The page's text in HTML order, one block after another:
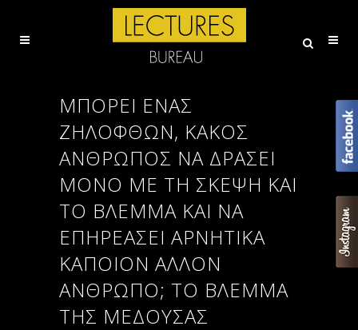
ΜΠΟΡΕΊ ΈΝΑΣ
ΖΗΛΌΦΘΩΝ, ΚΑΚΌΣ
ΆΝΘΡΩΠΟΣ ΝΑ ΔΡΆΣΕΙ
ΜΌΝΟ ΜΕ ΤΗ ΣΚΈΨΗ ΚΑΙ
ΤΟ ΒΛΈΜΜΑ ΚΑΙ ΝΑ
ΕΠΗΡΕΆΣΕΙ ΑΡΝΗΤΙΚΆ
ΚΆΠΟΙΟΝ ΆΛΛΟΝ
ΆΝΘΡΩΠΟ; ΤΟ ΒΛΈΜΜΑ
ΤΗΣ ΜΈΔΟΥΣΑΣ